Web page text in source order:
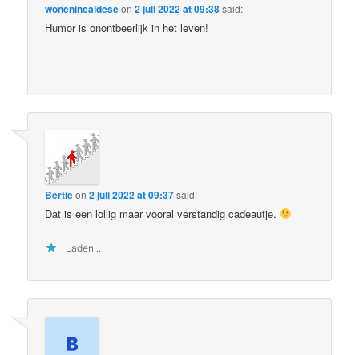
wonenincaldeseon2 juli 2022 at 09:38said:
Humor is onontbeerlijk in het leven!
Bertieon2 juli 2022 at 09:37said:
Dat is een lollig maar vooral verstandig cadeautje.
Laden...